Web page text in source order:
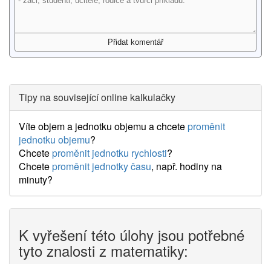
Tipy na související online kalkulačky
Víte objem a jednotku objemu a chceteproměnit
jednotku objemu?
Chceteproměnit jednotku rychlosti?
Chceteproměnit jednotky času, např. hodiny na
minuty?
K vyřešení této úlohy jsou potřebné
tyto znalosti z matematiky: